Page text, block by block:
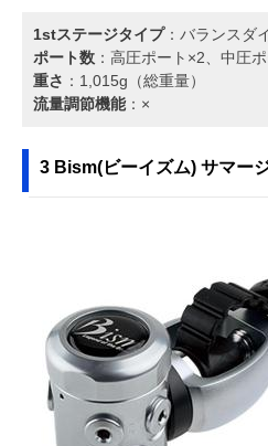
1stステージタイプ：バランスダ
ポート数 ：高圧ポート×2、中圧
重さ ：1,015g（総重量）
流量調節機能：×
3 Bism(ビーイズム) サマー